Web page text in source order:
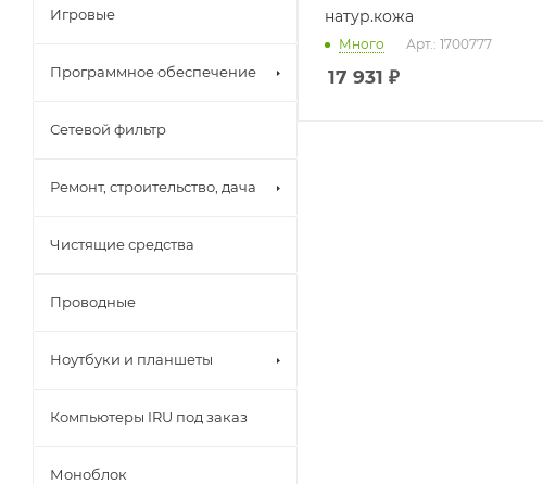
натур.кожа
Много Арт.: 1700777
17 931 ₽
Игровые
Программное обеспечение
Сетевой фильтр
Ремонт, строительство, дача
Чистящие средства
Проводные
Ноутбуки и планшеты
Компьютеры IRU под заказ
Моноблок